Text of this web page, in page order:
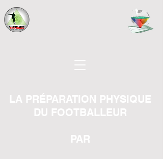
LA PRÉPARATION PHYSIQUE
DU FOOTBALLEUR
PAR